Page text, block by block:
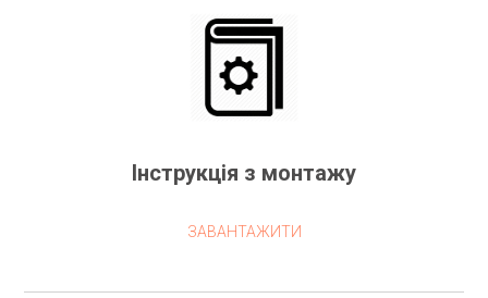
Інструкція з монтажу
ЗАВАНТАЖИТИ